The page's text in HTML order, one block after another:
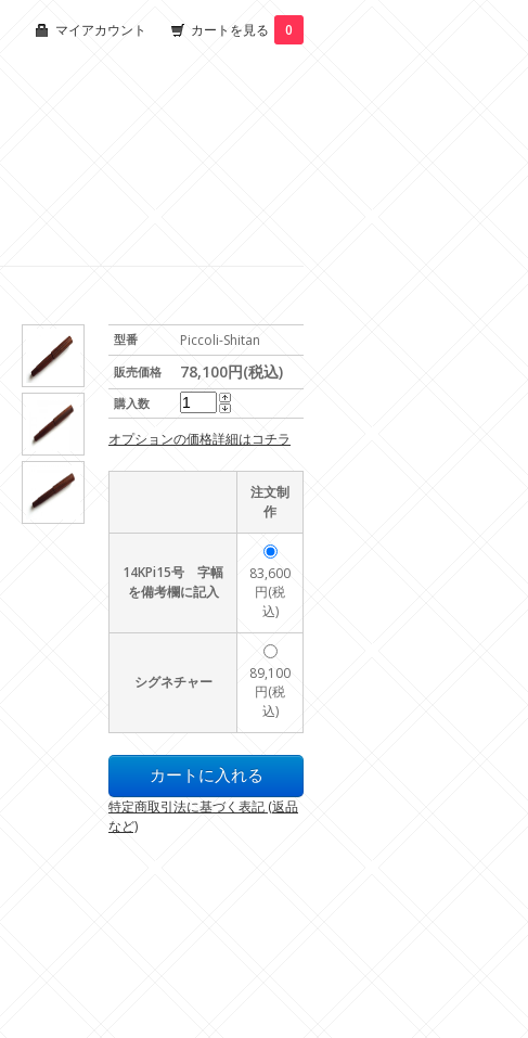
マイアカウント カートを見る 0
型番 Piccoli-Shitan
販売価格 78,100円(税込)
購入数
オプションの価格詳細はコチラ
注文制
作
14KPi15号 字幅
を備考欄に記入
83,600
円(税
込)
シグネチャー
89,100
円(税
込)
特定商取引法に基づく表記 (返品
など)